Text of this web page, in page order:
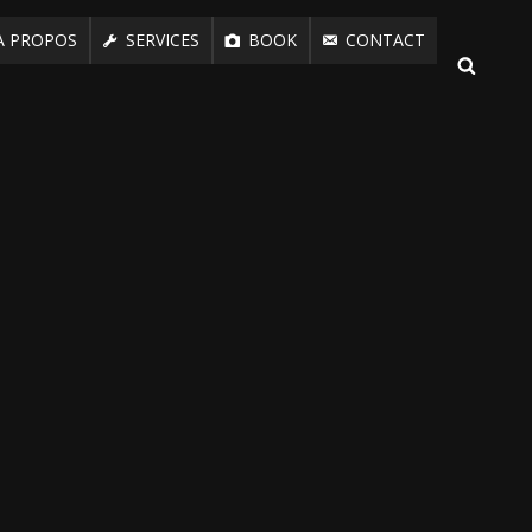
PROPOS SERVICES BOOK CONTACT